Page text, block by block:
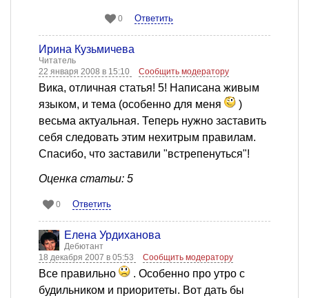
0 Ответить
Ирина Кузьмичева
Читатель
22 января 2008 в 15:10
Сообщить модератору
Вика, отличная статья! 5! Написана живым
языком, и тема (особенно для меня
)
весьма актуальная. Теперь нужно заставить
себя следовать этим нехитрым правилам.
Спасибо, что заставили "встрепенуться"!
Оценка статьи: 5
0 Ответить
Елена Урдиханова
Дебютант
18 декабря 2007 в 05:53
Сообщить модератору
Все правильно
. Особенно про утро с
будильником и приоритеты. Вот дать бы